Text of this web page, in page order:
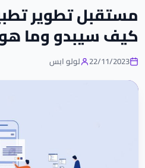
مستقبل تطوير
كيف سيبدو وما
22/11/2023 لولو ابس